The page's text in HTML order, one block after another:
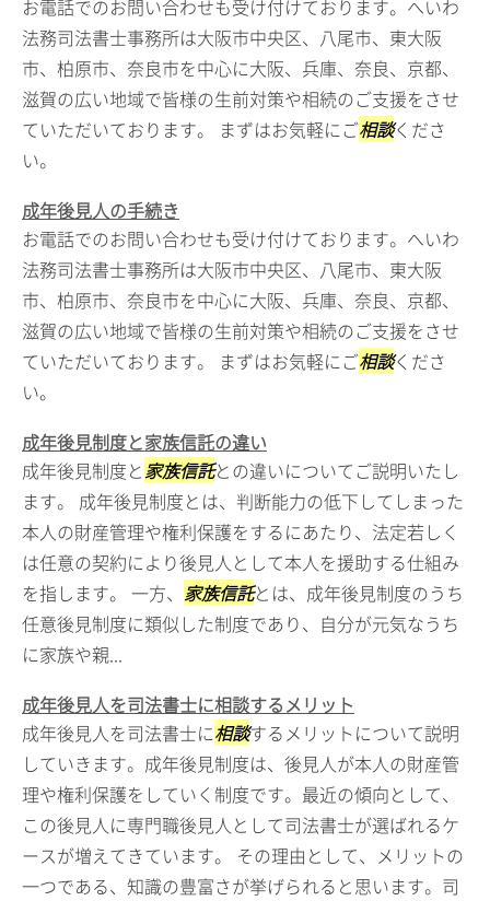
お電話でのお問い合わせも受け付けております。へいわ
法務司法書士事務所は大阪市中央区、八尾市、東大阪
市、柏原市、奈良市を中心に大阪、兵庫、奈良、京都、
滋賀の広い地域で皆様の生前対策や相続のご支援をさせ
ていただいております。 まずはお気軽にご相談くださ
い。
成年後見人の手続き
お電話でのお問い合わせも受け付けております。へいわ
法務司法書士事務所は大阪市中央区、八尾市、東大阪
市、柏原市、奈良市を中心に大阪、兵庫、奈良、京都、
滋賀の広い地域で皆様の生前対策や相続のご支援をさせ
ていただいております。 まずはお気軽にご相談くださ
い。
成年後見制度と家族信託の違い
成年後見制度と 家族信託との違いについてご説明いたし
ます。 成年後見制度とは、判断能力の低下してしまった
本人の財産管理や権利保護をするにあたり、法定若しく
は任意の契約により後見人として本人を援助する仕組み
を指します。 一方、 家族信託とは、成年後見制度のうち
任意後見制度に類似した制度であり、自分が元気なうち
に家族や親...
成年後見人を司法書士に相談するメリット
成年後見人を司法書士に相談するメリットについて説明
していきます。成年後見制度は、後見人が本人の財産管
理や権利保護をしていく制度です。最近の傾向として、
この後見人に専門職後見人として司法書士が選ばれるケ
ースが増えてきています。 その理由として、メリットの
一つである、知識の豊富さが挙げられると思います。司